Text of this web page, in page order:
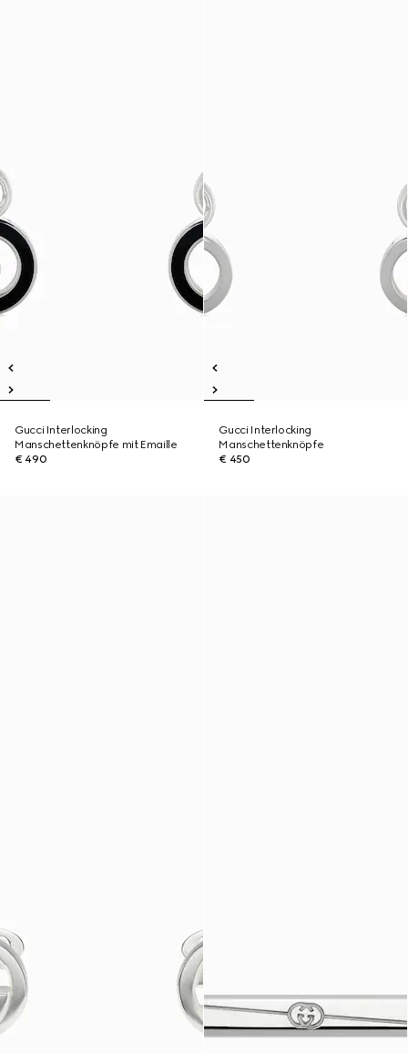
Gucci Interlocking
Manschettenknöpfe mit Emaille
€ 490
Gucci Interlocking
Manschettenknöpfe
€ 450